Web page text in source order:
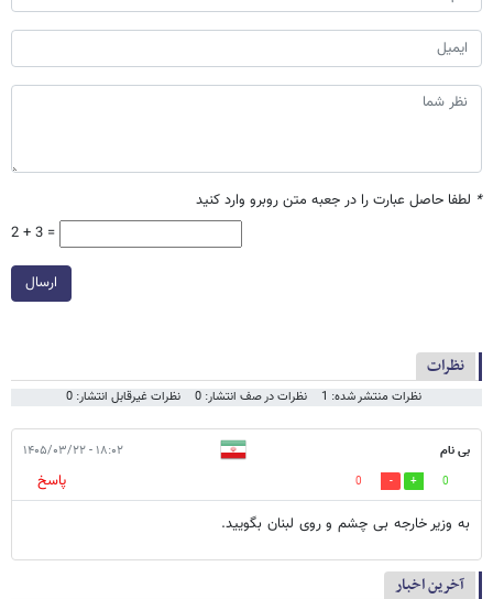
* لطفا حاصل عبارت را در جعبه متن روبرو وارد کنید
2 + 3 =
ارسال
نظرات
نظرات منتشر شده: 1 نظرات در صف انتشار: 0 نظرات غیرقابل انتشار: 0
بی نام ۱۸:۰۲ - ۱۴۰۵/۰۳/۲۲
0
0
پاسخ
به وزیر خارجه بی چشم و روی لبنان بگویید.
آخرین اخبار